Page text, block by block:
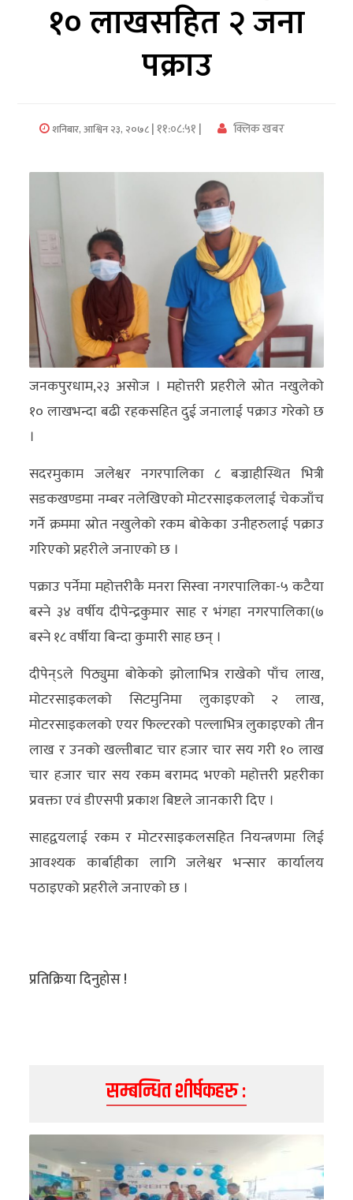
विज्ञान
अन्तरर्वार्ता
विचार/
ब्लग
खेलकुद
रोचक
अन्य
क्लिक
खबर
राशिफल
फोटो
ग्यालरी
भिडियो
१० लाखसहित २ जना
पक्राउ
शनिबार, आश्विन २३, २०७८| ११:०८:५१ | क्लिक खबर
जनकपुरधाम,२३ असोज । महोत्तरी प्रहरीले स्रोत नखुलेको
१० लाखभन्दा बढी रहकसहित दुई जनालाई पक्राउ गरेको छ
।
सदरमुकाम जलेश्वर नगरपालिका ८ बज्राहीस्थित भित्री
सडकखण्डमा नम्बर नलेखिएको मोटरसाइकललाई चेकजाँच
गर्ने क्रममा स्रोत नखुलेको रकम बोकेका उनीहरुलाई पक्राउ
गरिएको प्रहरीले जनाएको छ ।
पक्राउ पर्नेमा महोत्तरीकै मनरा सिस्वा नगरपालिका-५ कटैया
बस्ने ३४ वर्षीय दीपेन्द्रकुमार साह र भंगहा नगरपालिका(७
बस्ने १८ वर्षीया बिन्दा कुमारी साह छन् ।
दीपेन्ऽले पिठ्युमा बोकेको झोलाभित्र राखेको पाँच लाख,
मोटरसाइकलको सिटमुनिमा लुकाइएको २ लाख,
मोटरसाइकलको एयर फिल्टरको पल्लाभित्र लुकाइएको तीन
लाख र उनको खल्तीबाट चार हजार चार सय गरी १० लाख
चार हजार चार सय रकम बरामद भएको महोत्तरी प्रहरीका
प्रवक्ता एवं डीएसपी प्रकाश बिष्टले जानकारी दिए ।
साहद्वयलाई रकम र मोटरसाइकलसहित नियन्त्रणमा लिई
आवश्यक कार्बाहीका लागि जलेश्वर भन्सार कार्यालय
पठाइएको प्रहरीले जनाएको छ ।
प्रतिक्रिया दिनुहोस !
सम्बन्धित शीर्षकहरु :